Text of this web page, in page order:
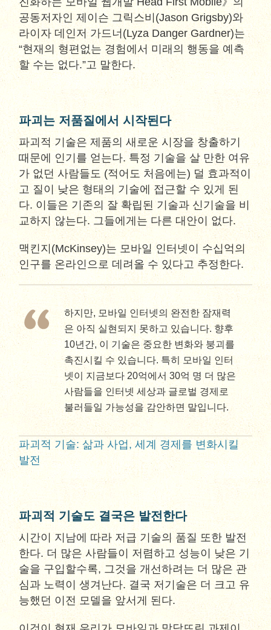
공동저자인 제이슨 그릭스비(Jason Grigsby)와
라이자 데인저 가드너(Lyza Danger Gardner)는
“현재의 형편없는 경험에서 미래의 행동을 예측
할 수는 없다.”고 말한다.
파괴는 저품질에서 시작된다
파괴적 기술은 제품의 새로운 시장을 창출하기
때문에 인기를 얻는다. 특정 기술을 살 만한 여유
가 없던 사람들도 (적어도 처음에는) 덜 효과적이
고 질이 낮은 형태의 기술에 접근할 수 있게 된
다. 이들은 기존의 잘 확립된 기술과 신기술을 비
교하지 않는다. 그들에게는 다른 대안이 없다.
맥킨지(McKinsey)는 모바일 인터넷이 수십억의
인구를 온라인으로 데려올 수 있다고 추정한다.
하지만, 모바일 인터넷의 완전한 잠재력
은 아직 실현되지 못하고 있습니다. 향후
10년간, 이 기술은 중요한 변화와 붕괴를
촉진시킬 수 있습니다. 특히 모바일 인터
넷이 지금보다 20억에서 30억 명 더 많은
사람들을 인터넷 세상과 글로벌 경제로
불러들일 가능성을 감안하면 말입니다.
파괴적 기술: 삶과 사업, 세계 경제를 변화시킬
발전
파괴적 기술도 결국은 발전한다
시간이 지남에 따라 저급 기술의 품질 또한 발전
한다. 더 많은 사람들이 저렴하고 성능이 낮은 기
술을 구입할수록, 그것을 개선하려는 더 많은 관
심과 노력이 생겨난다. 결국 저기술은 더 크고 유
능했던 이전 모델을 앞서게 된다.